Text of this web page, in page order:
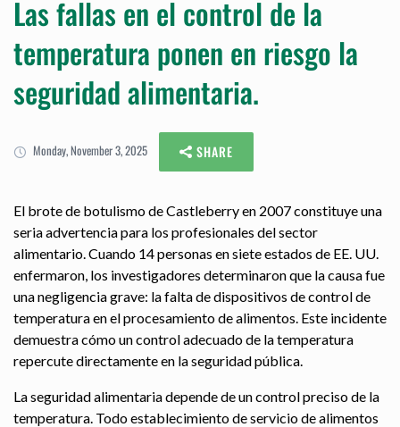
Las fallas en el control de la
temperatura ponen en riesgo la
seguridad alimentaria.
Monday, November 3, 2025 SHARE
El brote de botulismo de Castleberry en 2007 constituye una
seria advertencia para los profesionales del sector
alimentario. Cuando 14 personas en siete estados de EE. UU.
enfermaron, los investigadores determinaron que la causa fue
una negligencia grave: la falta de dispositivos de control de
temperatura en el procesamiento de alimentos. Este incidente
demuestra cómo un control adecuado de la temperatura
repercute directamente en la seguridad pública.
La seguridad alimentaria depende de un control preciso de la
temperatura. Todo establecimiento de servicio de alimentos